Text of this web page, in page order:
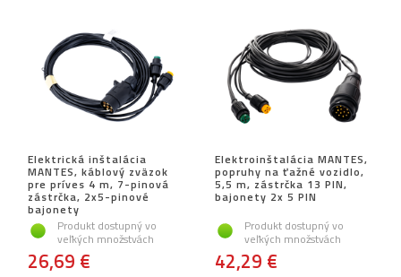
Elektrická inštalácia
MANTES, káblový zväzok
pre príves 4 m, 7-pinová
zástrčka, 2x5-pinové
bajonety
Produkt dostupný vo
veľkých množstvách
26,69 €
Elektroinštalácia MANTES,
popruhy na ťažné vozidlo,
5,5 m, zástrčka 13 PIN,
bajonety 2x 5 PIN
Produkt dostupný vo
veľkých množstvách
42,29 €